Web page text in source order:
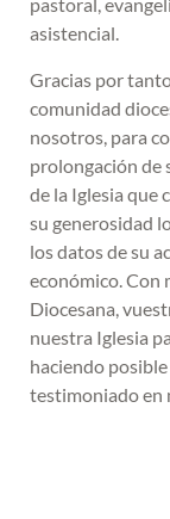
asistencial.
Gracias por
comunidad
nosotros, para
prolongación de
de la Iglesia que
su generosidad
los datos de su
económico. Con
Diocesana,
nuestra Iglesia
haciendo
testimoniado en